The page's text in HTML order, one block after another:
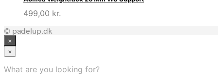
var:
er:
499,00 kr.
© padelup.dk
×
×
What are you looking for?